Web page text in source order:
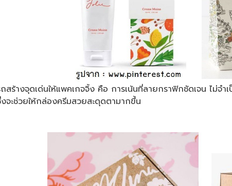
สร้างจุดเด่นให้แพคเกจจิ้ง คือ การเน้นที่ลายกราฟิกชัดเจน ไม่จ
จะช่วยให้กล่องครีมสวยสะดุดตามากขึ้น